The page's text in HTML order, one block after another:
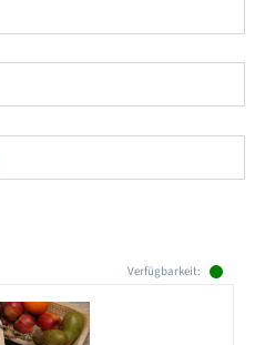
Verfügbarkeit: